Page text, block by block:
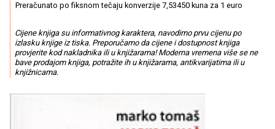
Preračunato po fiksnom tečaju konverzije 7,53450 kuna za 1 euro
Cijene knjiga su informativnog karaktera, navodimo prvu cijenu po
izlasku knjige iz tiska. Preporučamo da cijene i dostupnost knjiga
provjerite kod nakladnika ili u knjižarama! Moderna vremena više se ne
bave prodajom knjiga, potražite ih u knjižarama, antikvarijatima ili u
knjižnicama.